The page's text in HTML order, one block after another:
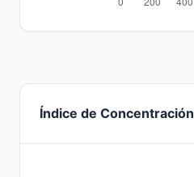
Índice de Concentración